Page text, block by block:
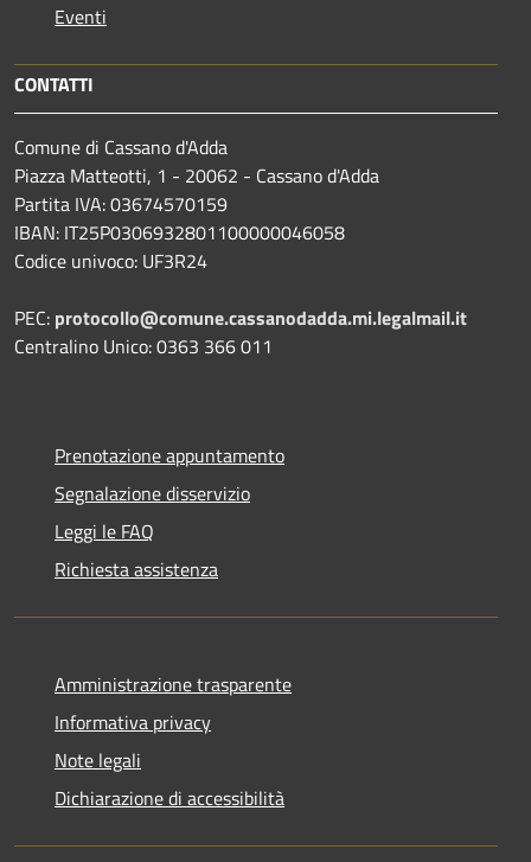
Eventi
CONTATTI
Comune di Cassano d'Adda
Piazza Matteotti, 1 - 20062 - Cassano d'Adda
Partita IVA: 03674570159
IBAN: IT25P0306932801100000046058
Codice univoco: UF3R24
PEC: protocollo@comune.cassanodadda.mi.legalmail.it
Centralino Unico: 0363 366 011
Prenotazione appuntamento
Segnalazione disservizio
Leggi le FAQ
Richiesta assistenza
Amministrazione trasparente
Informativa privacy
Note legali
Dichiarazione di accessibilità